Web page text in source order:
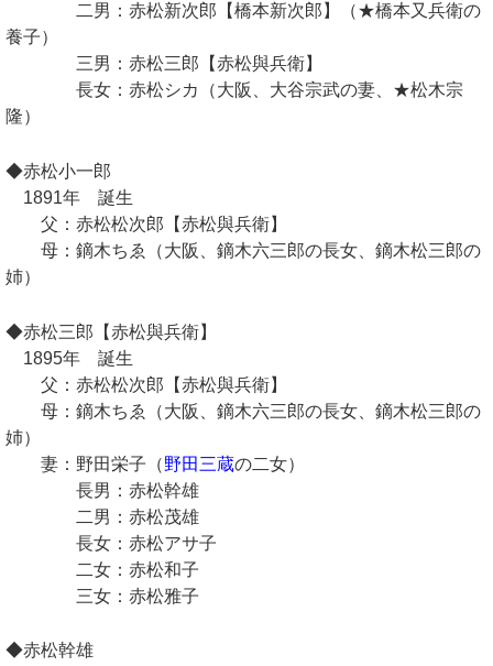
二男：赤松新次郎【橋本新次郎】（★橋本又兵衛の
養子）
三男：赤松三郎【赤松與兵衛】
長女：赤松シカ（大阪、大谷宗武の妻、★松木宗
隆）
◆赤松小一郎
1891年 誕生
父：赤松松次郎【赤松與兵衛】
母：鏑木ちゑ（大阪、鏑木六三郎の長女、鏑木松三郎の
姉）
◆赤松三郎【赤松與兵衛】
1895年 誕生
父：赤松松次郎【赤松與兵衛】
母：鏑木ちゑ（大阪、鏑木六三郎の長女、鏑木松三郎の
姉）
妻：野田栄子（野田三蔵の二女）
長男：赤松幹雄
二男：赤松茂雄
長女：赤松アサ子
二女：赤松和子
三女：赤松雅子
◆赤松幹雄